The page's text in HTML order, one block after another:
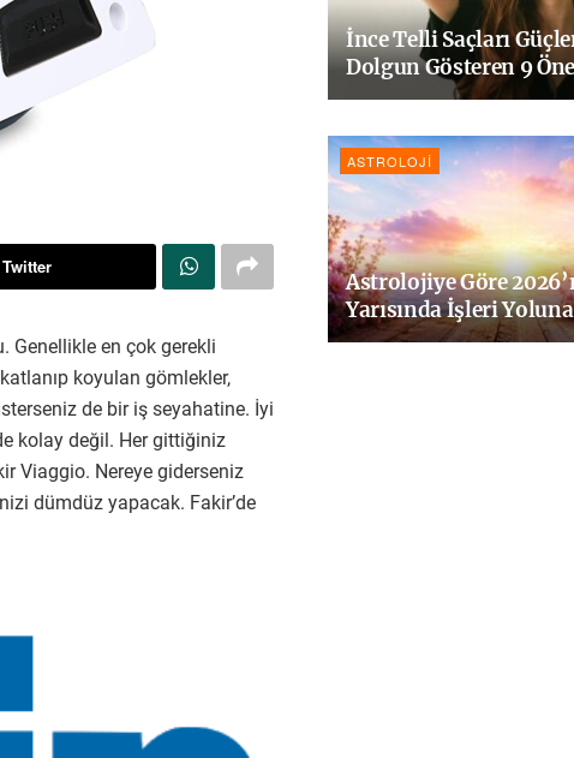
Genellikle en çok gerekli
koyulan gömlekler,
de bir iş seyahatine. İyi
kolay değil. Her gittiğiniz
Viaggio. Nereye giderseniz
dümdüz yapacak. Fakir’de
İnce Telli Saçları
Dolgun Gösteren 9
ASTROLOJI
Astrolojiye Göre
Yarısında İşleri